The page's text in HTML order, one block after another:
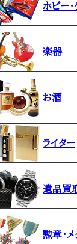
ホビー
楽器
お酒
ライター
遺品買
勲章・